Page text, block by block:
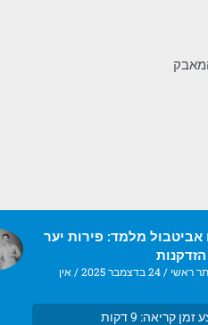
אביטבול מלמד: פירות יער
הזדקנות
ראשי 24 בדצמבר 2025
אין
זמן קריאה: 9דקות